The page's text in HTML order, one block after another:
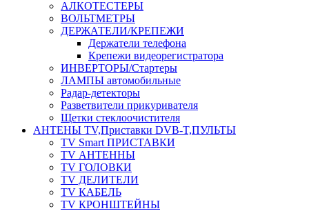
АЛКОТЕСТЕРЫ
ВОЛЬТМЕТРЫ
ДЕРЖАТЕЛИ/КРЕПЕЖИ
Держатели телефона
Крепежи видеорегистратора
ИНВЕРТОРЫ/Стартеры
ЛАМПЫ автомобильные
Радар-детекторы
Разветвители прикуривателя
Щетки стеклоочистителя
АНТЕНЫ ТV,Приставки DVB-T,ПУЛЬТЫ
TV Smart ПРИСТАВКИ
TV АНТЕННЫ
TV ГОЛОВКИ
TV ДЕЛИТЕЛИ
TV КАБЕЛЬ
TV КРОНШТЕЙНЫ